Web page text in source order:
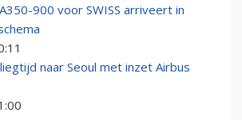
900 voor SWISS arriveert in
naar Seoul met inzet Airbus